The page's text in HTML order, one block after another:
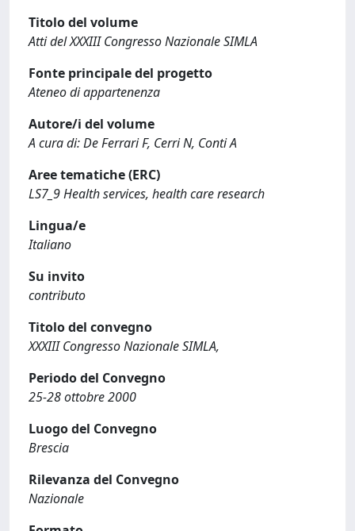
Titolo del volume
Atti del XXXIII Congresso Nazionale SIMLA
Fonte principale del progetto
Ateneo di appartenenza
Autore/i del volume
A cura di: De Ferrari F, Cerri N, Conti A
Aree tematiche (ERC)
LS7_9 Health services, health care research
Lingua/e
Italiano
Su invito
contributo
Titolo del convegno
XXXIII Congresso Nazionale SIMLA,
Periodo del Convegno
25-28 ottobre 2000
Luogo del Convegno
Brescia
Rilevanza del Convegno
Nazionale